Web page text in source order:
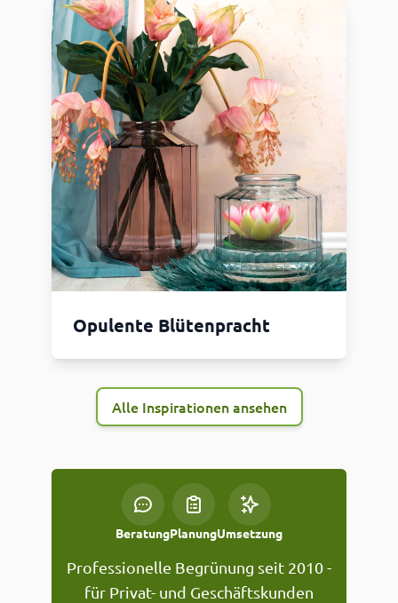
Opulente Blütenpracht
Alle Inspirationen ansehen
BeratungPlanungUmsetzung
Professionelle Begrünung seit 2010 -
für Privat- und Geschäftskunden